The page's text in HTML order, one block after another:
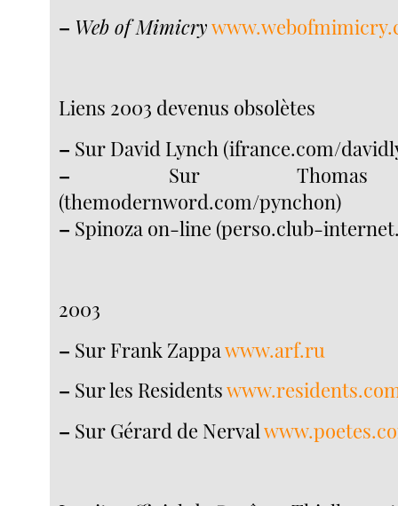
– Web of Mimicry
Liens 2003 devenus obsolètes
– Sur David Lynch (ifrance.com/
– Sur Thomas
(themodernword.com/pynchon)
– Spinoza on-line (perso.club-
2003
– Sur Frank Zappawww.arf.ru
– Sur les Residents
– Sur Gérard de Nerval